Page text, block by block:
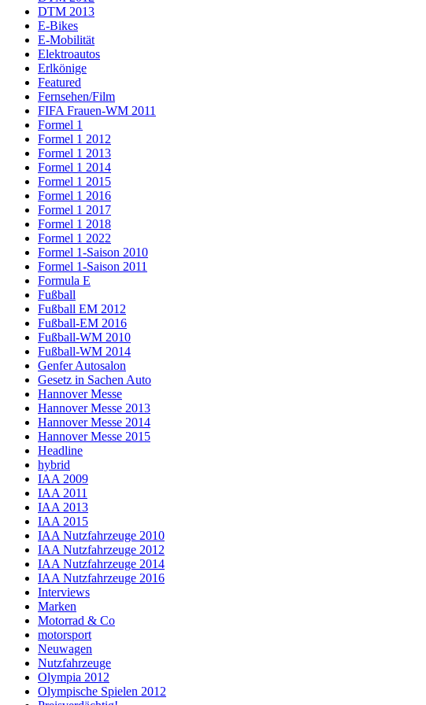
DTM 2013
E-Bikes
E-Mobilität
Elektroautos
Erlkönige
Featured
Fernsehen/Film
FIFA Frauen-WM 2011
Formel 1
Formel 1 2012
Formel 1 2013
Formel 1 2014
Formel 1 2015
Formel 1 2016
Formel 1 2017
Formel 1 2018
Formel 1 2022
Formel 1-Saison 2010
Formel 1-Saison 2011
Formula E
Fußball
Fußball EM 2012
Fußball-EM 2016
Fußball-WM 2010
Fußball-WM 2014
Genfer Autosalon
Gesetz in Sachen Auto
Hannover Messe
Hannover Messe 2013
Hannover Messe 2014
Hannover Messe 2015
Headline
hybrid
IAA 2009
IAA 2011
IAA 2013
IAA 2015
IAA Nutzfahrzeuge 2010
IAA Nutzfahrzeuge 2012
IAA Nutzfahrzeuge 2014
IAA Nutzfahrzeuge 2016
Interviews
Marken
Motorrad & Co
motorsport
Neuwagen
Nutzfahrzeuge
Olympia 2012
Olympische Spielen 2012